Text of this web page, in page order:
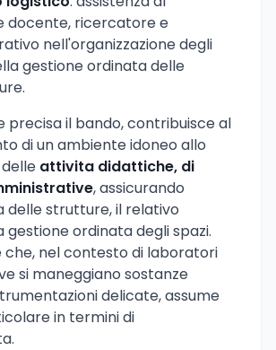
docente, ricercatore e
nell'organizzazione degli
gestione ordinata delle
precisa il bando, contribuisce al
di un ambiente idoneo allo
attivita didattiche, di
, assicurando
delle strutture, il relativo
ordinata degli spazi.
che, nel contesto di laboratori
si maneggiano sostanze
delicate, assume
in termini di